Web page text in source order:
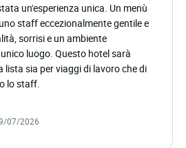
un'esperienza unica. Un menù
staff eccezionalmente gentile e
sorrisi e un ambiente
luogo. Questo hotel sarà
lista sia per viaggi di lavoro che di
lo staff.
07/2026